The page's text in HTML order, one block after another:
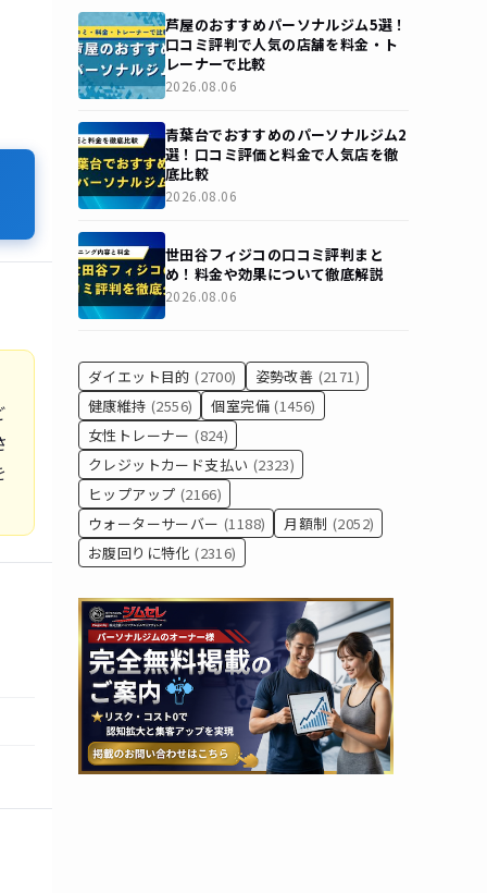
芦屋のおすすめパーソナルジム5選！
口コミ評判で人気の店舗を料金・ト
レーナーで比較
2026.08.06
青葉台でおすすめのパーソナルジム2
選！口コミ評価と料金で人気店を徹
底比較
2026.08.06
世田谷フィジコの口コミ評判まと
め！料金や効果について徹底解説
2026.08.06
ダイエット目的 (2700) 姿勢改善 (2171)
健康維持 (2556) 個室完備 (1456)
女性トレーナー (824)
クレジットカード支払い (2323)
ヒップアップ (2166)
ウォーターサーバー (1188) 月額制 (2052)
お腹回りに特化 (2316)